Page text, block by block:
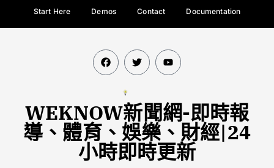
Start Here Demos Contact Documentation
WEKNOW新聞網-即時報
導、體育、娛樂、財經|24
小時即時更新